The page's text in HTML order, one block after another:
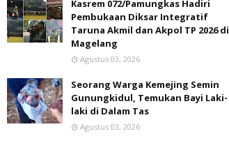
Kasrem 072/Pamungkas Hadiri
Pembukaan Diksar Integratif
Taruna Akmil dan Akpol TP 2026 di
Magelang
Agustus 03, 2026
Seorang Warga Kemejing Semin
Gunungkidul, Temukan Bayi Laki-
laki di Dalam Tas
Agustus 03, 2026